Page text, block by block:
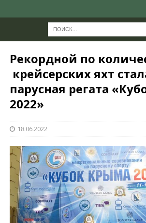
Рекордной по
крейсерских яхт
парусная регата
2022»
18.06.2022